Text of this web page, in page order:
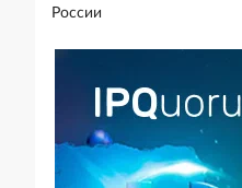
России